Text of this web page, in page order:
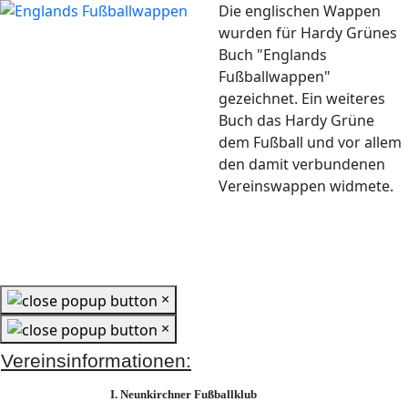
Die englischen Wappen
wurden für Hardy Grünes
Buch "Englands
Fußballwappen"
gezeichnet. Ein weiteres
Buch das Hardy Grüne
dem Fußball und vor allem
den damit verbundenen
Vereinswappen widmete.
×
×
Vereinsinformationen:
I. Neunkirchner Fußballklub